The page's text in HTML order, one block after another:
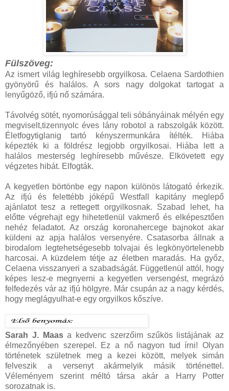
Fülszöveg:
Az ​ismert világ leghíresebb orgyilkosa. Celaena Sardothien
gyönyörű és halálos. A sors nagy dolgokat tartogat a
lenyűgöző, ifjú nő számára.
Távolvég sötét, nyomorúsággal teli sóbányáinak mélyén egy
megviselt,tizennyolc éves lány robotol a rabszolgák között.
Életfogytiglanig tartó kényszermunkára ítélték. Hiába
képezték ki a földrész legjobb orgyilkosai. Hiába lett a
halálos mesterség leghíresebb művésze. Elkövetett egy
végzetes hibát. Elfogták.
A kegyetlen börtönbe egy napon különös látogató érkezik.
Az ifjú és felettébb jóképű Westfall kapitány meglepő
ajánlatot tesz a rettegett orgyilkosnak. Szabad lehet, ha
előtte végrehajt egy hihetetlenül vakmerő és elképesztően
nehéz feladatot. Az ország koronahercege bajnokot akar
küldeni az apja halálos versenyére. Csatasorba állnak a
birodalom legtehetségesebb tolvajai és legkönyörtelenebb
harcosai. A küzdelem tétje az életben maradás. Ha győz,
Celaena visszanyeri a szabadságát. Függetlenül attól, hogy
képes lesz-e megnyerni a kegyetlen versengést, megrázó
felfedezés vár az ifjú hölgyre. Már csupán az a nagy kérdés,
hogy meglágyulhat-e egy orgyilkos kőszíve.
Sarah J. Maasa kedvenc szerzőim szűkös listájának az
élmezőnyében szerepel. Ez a nő nagyon tud írni! Olyan
történetek születnek meg a kezei között, melyek simán
felveszik a versenyt akármelyik másik történettel.
Véleményem szerint méltó társa akár a Harry Potter
sorozatnak is.